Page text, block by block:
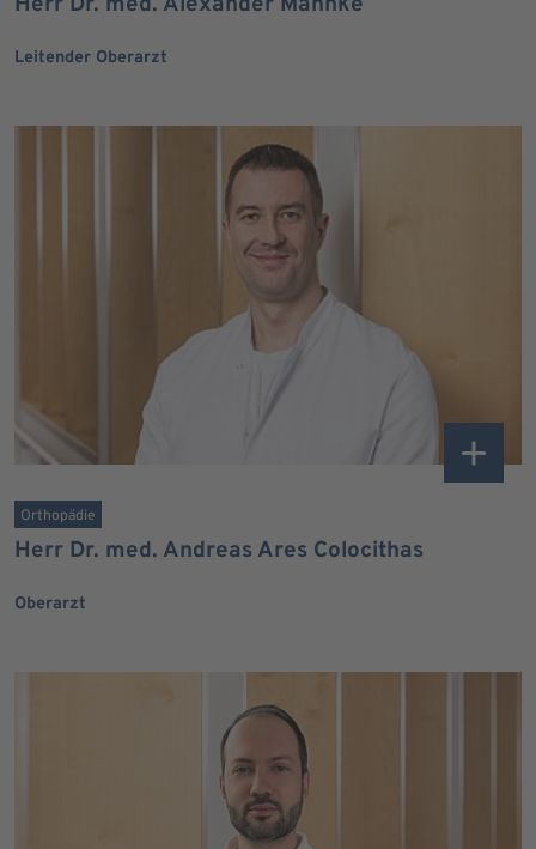
Leitender Oberarzt
Orthopädie
Herr Dr. med. Andreas Ares Colocithas
Oberarzt